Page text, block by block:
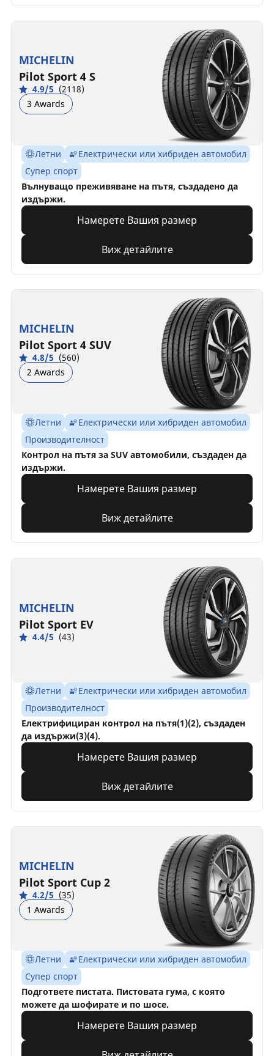
MICHELIN
Pilot Sport 4 S
4.9/5 (2118)
3 Awards
Летни
Електрически или хибриден автомобил
Супер спорт
Вълнуващо преживяване на пътя, създадено да
издържи.
Намерете Вашия размер
Виж детайлите
MICHELIN
Pilot Sport 4 SUV
4.8/5 (560)
2 Awards
Летни
Електрически или хибриден автомобил
Производителност
Контрол на пътя за SUV автомобили, създаден да
издържи.
Намерете Вашия размер
Виж детайлите
MICHELIN
Pilot Sport EV
4.4/5 (43)
Летни
Електрически или хибриден автомобил
Производителност
Електрифициран контрол на пътя(1)(2), създаден
да издържи(3)(4).
Намерете Вашия размер
Виж детайлите
MICHELIN
Pilot Sport Cup 2
4.2/5 (35)
1 Awards
Летни
Електрически или хибриден автомобил
Супер спорт
Подгответе пистата. Пистовата гума, с която
можете да шофирате и по шосе.
Намерете Вашия размер